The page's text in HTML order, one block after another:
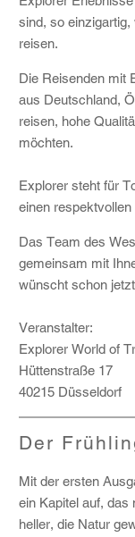
sind, so
reisen.
Die Reisenden mit
aus Deutschland,
reisen, hohe
möchten.
Explorer steht für
einen
Das Team des
gemeinsam mit
wünscht schon
Veranstalter:
Explorer World of
Hüttenstraße 17
40215 Düsseldorf
Der
Mit der ersten
ein Kapitel auf, das
heller, die Natur